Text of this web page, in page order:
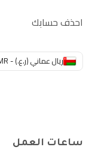
احذف حسابك
ريال عماني (ر.ع.) - OMR
ساعات العمل